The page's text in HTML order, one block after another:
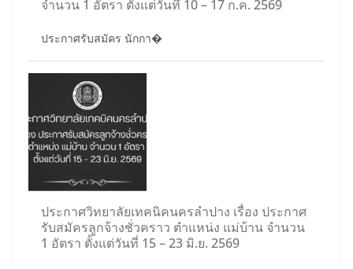
จำนวน 1 อัตรา ตั้งแต่วันที่ 10 – 17 ก.ค. 2569
ประกาศรับสมัคร นักกา�
ประกาศวิทยาลัยเทคนิคนครลำปาง เรื่อง ประกาศ
รับสมัครลูกจ้างชั่วคราว ตำแหน่ง แม่บ้าน จำนวน
1 อัตรา ตั้งแต่วันที่ 15 – 23 มิ.ย. 2569